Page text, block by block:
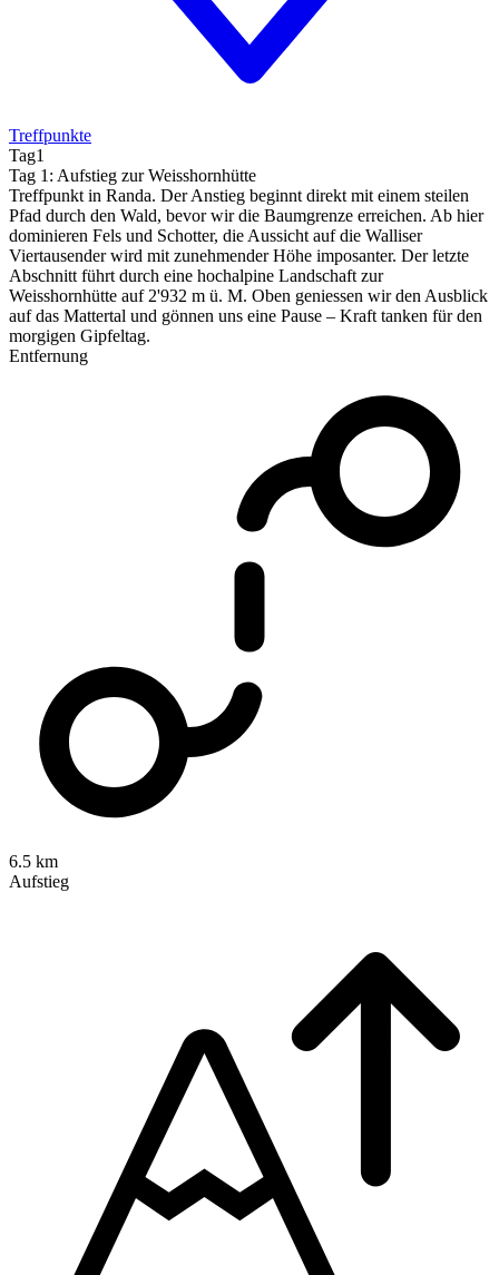
Treffpunkte
Tag1
Tag 1: Aufstieg zur Weisshornhütte
Treffpunkt in Randa. Der Anstieg beginnt direkt mit einem steilen
Pfad durch den Wald, bevor wir die Baumgrenze erreichen. Ab hier
dominieren Fels und Schotter, die Aussicht auf die Walliser
Viertausender wird mit zunehmender Höhe imposanter. Der letzte
Abschnitt führt durch eine hochalpine Landschaft zur
Weisshornhütte auf 2'932 m ü. M. Oben geniessen wir den Ausblick
auf das Mattertal und gönnen uns eine Pause – Kraft tanken für den
morgigen Gipfeltag.
Entfernung
6.5 km
Aufstieg